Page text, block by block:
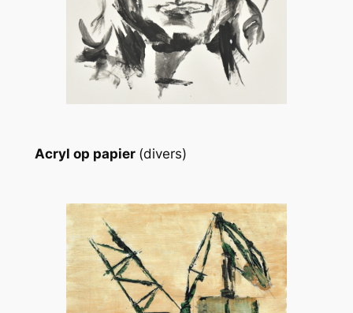
Acryl op papier (divers)